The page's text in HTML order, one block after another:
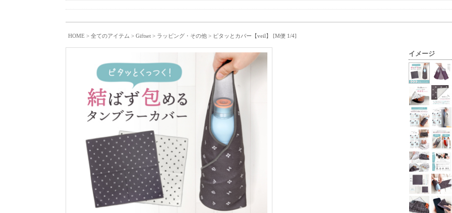
HOME > 全てのアイテム > Giftset > ラッピング・その他 > ピタッとカバー【veil】 [M便 1/4]
イメージ